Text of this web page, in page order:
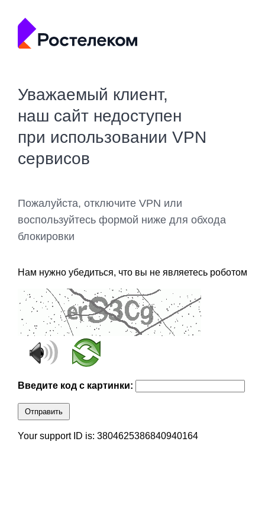
Уважаемый клиент,
наш сайт недоступен
при использовании VPN
сервисов
Пожалуйста, отключите VPN или
воспользуйтесь формой ниже для обхода
блокировки
Нам нужно убедиться, что вы не являетесь роботом
Введите код с картинки:
Отправить
Your support ID is: 3804625386840940164